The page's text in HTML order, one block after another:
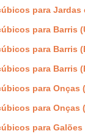
para Jardas
para Barris
para Barris
para Barris
para Onças
para Onças
para Galões